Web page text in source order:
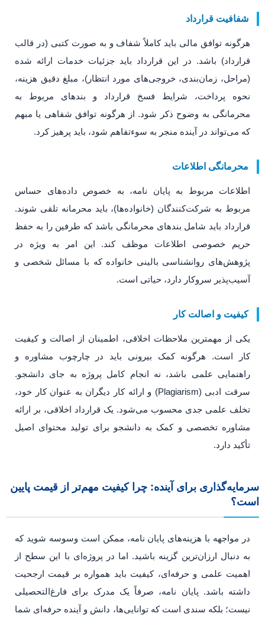
شفافیت قرارداد
هرگونه توافق مالی باید کاملاً شفاف و به صورت کتبی (در قالب
قرارداد) باشد. در این قرارداد باید جزئیات خدمات ارائه شده
(مراحل، زمان‌بندی، خروجی‌های مورد انتظار)، مبلغ دقیق هزینه،
نحوه پرداخت، شرایط فسخ قرارداد و بندهای مربوط به
محرمانگی به وضوح ذکر شود. از هرگونه توافق شفاهی یا مبهم
که می‌تواند در آینده منجر به سوءتفاهم شود، باید پرهیز کرد.
محرمانگی اطلاعات
اطلاعات مربوط به پایان نامه، به خصوص داده‌های حساس
مربوط به شرکت‌کنندگان (خانواده‌ها)، باید محرمانه تلقی شوند.
قرارداد باید شامل بندهای محرمانگی باشد که طرفین را به حفظ
حریم خصوصی اطلاعات موظف کند. این امر به ویژه در
پژوهش‌های روانشناسی بالینی خانواده که با مسائل شخصی و
آسیب‌پذیر سروکار دارد، حیاتی است.
کیفیت و اصالت کار
یکی از مهمترین ملاحظات اخلاقی، اطمینان از اصالت و کیفیت
کار است. هرگونه کمک بیرونی باید در چارچوب مشاوره و
راهنمایی علمی باشد، نه انجام کامل پروژه به جای دانشجو.
سرقت ادبی (Plagiarism) و ارائه کار دیگران به عنوان کار خود،
تخلف علمی جدی محسوب می‌شود. یک قرارداد اخلاقی، بر ارائه
مشاوره تخصصی و کمک به دانشجو برای تولید محتوای اصیل
تأکید دارد.
سرمایه‌گذاری برای آینده: چرا کیفیت مهم‌تر از قیمت پایین
است؟
در مواجهه با هزینه‌های پایان نامه، ممکن است وسوسه شوید که
به دنبال ارزان‌ترین گزینه باشید. اما در پروژه‌ای با این سطح از
اهمیت علمی و حرفه‌ای، کیفیت باید همواره بر قیمت ارجحیت
داشته باشد. پایان نامه، صرفاً یک مدرک برای فارغ‌التحصیلی
نیست؛ بلکه سندی است که توانایی‌ها، دانش و آینده حرفه‌ای شما